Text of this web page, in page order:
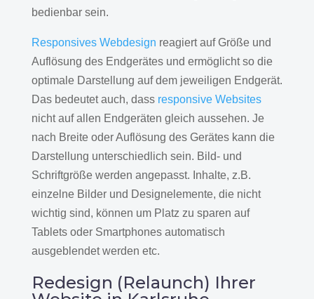
bedienbar sein.
Responsives Webdesign reagiert auf Größe und
Auflösung des Endgerätes und ermöglicht so die
optimale Darstellung auf dem jeweiligen Endgerät.
Das bedeutet auch, dass responsive Websites
nicht auf allen Endgeräten gleich aussehen. Je
nach Breite oder Auflösung des Gerätes kann die
Darstellung unterschiedlich sein. Bild- und
Schriftgröße werden angepasst. Inhalte, z.B.
einzelne Bilder und Designelemente, die nicht
wichtig sind, können um Platz zu sparen auf
Tablets oder Smartphones automatisch
ausgeblendet werden etc.
Redesign (Relaunch) Ihrer